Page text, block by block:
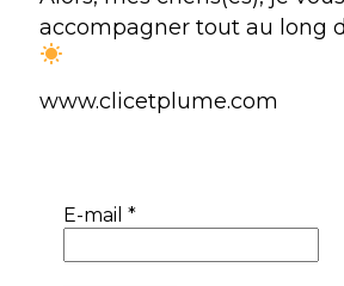
accompagner tout au long
www.clicetplume.com
E-mail *